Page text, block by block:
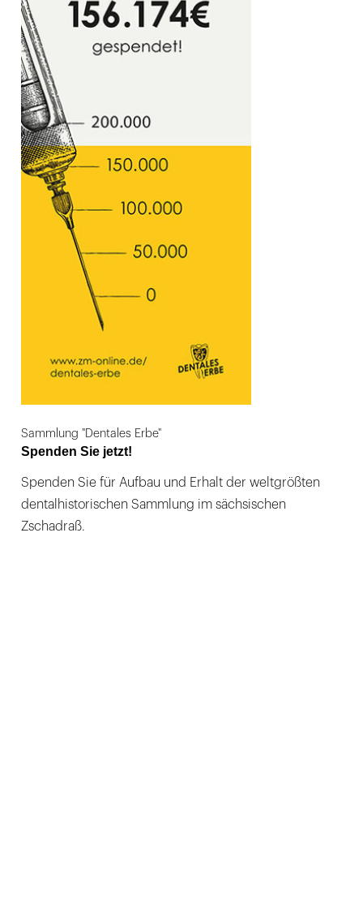
Sammlung "Dentales Erbe"
Spenden Sie jetzt!
Spenden Sie für Aufbau und Erhalt der weltgrößten
dentalhistorischen Sammlung im sächsischen
Zschadraß.